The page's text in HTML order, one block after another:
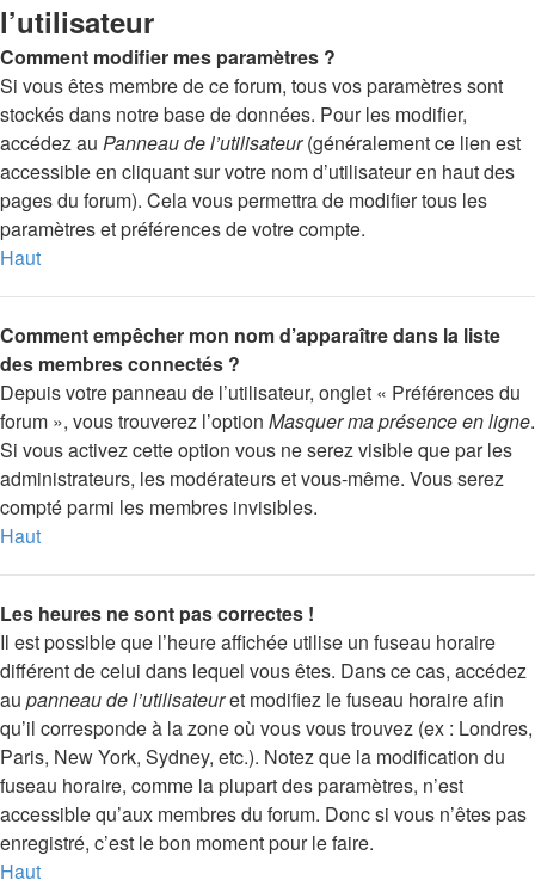
l’utilisateur
Comment modifier mes paramètres ?
Si vous êtes membre de ce forum, tous vos paramètres sont
stockés dans notre base de données. Pour les modifier,
accédez au Panneau de l’utilisateur(généralement ce lien est
accessible en cliquant sur votre nom d’utilisateur en haut des
pages du forum). Cela vous permettra de modifier tous les
paramètres et préférences de votre compte.
Haut
Comment empêcher mon nom d’apparaître dans la liste
des membres connectés ?
Depuis votre panneau de l’utilisateur, onglet « Préférences du
forum », vous trouverez l’option Masquer ma présence en ligne.
Si vous activez cette option vous ne serez visible que par les
administrateurs, les modérateurs et vous-même. Vous serez
compté parmi les membres invisibles.
Haut
Les heures ne sont pas correctes !
Il est possible que l’heure affichée utilise un fuseau horaire
différent de celui dans lequel vous êtes. Dans ce cas, accédez
au panneau de l’utilisateuret modifiez le fuseau horaire afin
qu’il corresponde à la zone où vous vous trouvez (ex : Londres,
Paris, New York, Sydney, etc.). Notez que la modification du
fuseau horaire, comme la plupart des paramètres, n’est
accessible qu’aux membres du forum. Donc si vous n’êtes pas
enregistré, c’est le bon moment pour le faire.
Haut